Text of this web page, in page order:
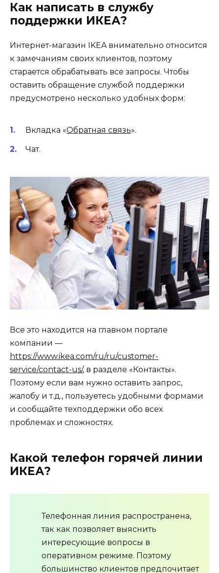
Как написать в службу
поддержки ИКЕА?
Интернет-магазин IKEA внимательно относится
к замечаниям своих клиентов, поэтому
старается обрабатывать все запросы. Чтобы
оставить обращение службой поддержки
предусмотрено несколько удобных форм:
Вкладка «Обратная связь».
Чат.
Все это находится на главном портале
компании —
https://www.ikea.com/ru/ru/customer-
service/contact-us/, в разделе «Контакты».
Поэтому если вам нужно оставить запрос,
жалобу и т.д., пользуетесь удобными формами
и сообщайте техподдержки обо всех
проблемах и сложностях.
Какой телефон горячей линии
ИКЕА?
Телефонная линия распространена,
так как позволяет выяснить
интересующие вопросы в
оперативном режиме. Поэтому
большинство клиентов предпочитает